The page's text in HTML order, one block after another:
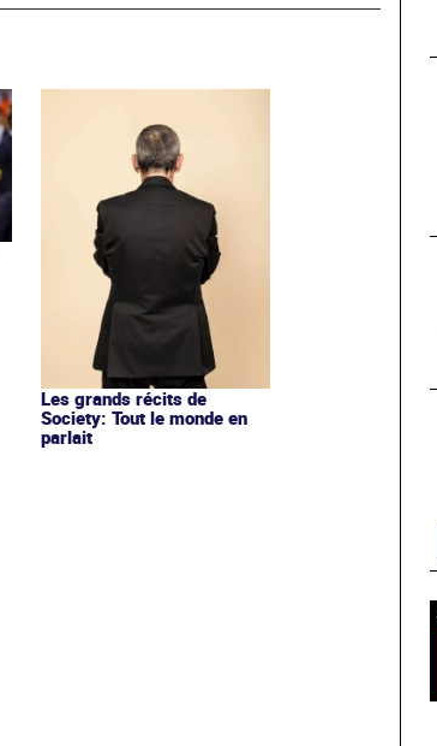
Les grands récits de
Society: Tout le monde en
parlait